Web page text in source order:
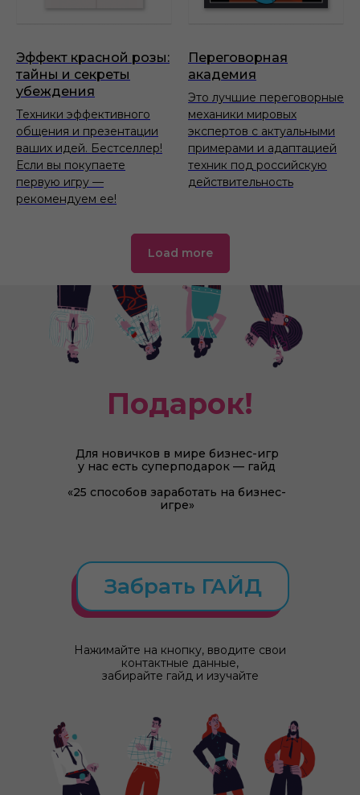
Эффект красной розы:
тайны и секреты
убеждения
Техники эффективного
общения и презентации
ваших идей. Бестселлер!
Если вы покупаете
первую игру —
рекомендуем ее!
Переговорная
академия
Это лучшие переговорные
механики мировых
экспертов с актуальными
примерами и адаптацией
техник под российскую
действительность
Load more
Для новичков в мире бизнес-игр
у нас есть суперподарок — гайд
«25 способов заработать на бизнес-
игре»
Забрать ГАЙД
Нажимайте на кнопку, вводите свои
контактные данные,
забирайте гайд и изучайте
Подарок!